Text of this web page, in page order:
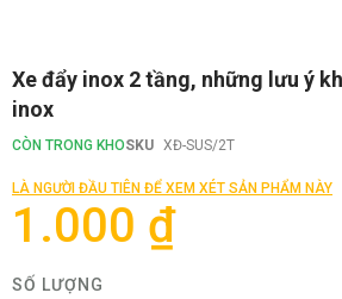
Chuyển
phần
đầu
của
thư
viện
hình
Xe đẩy inox 2 tầng, những lưu ý
inox
CÒN TRONG KHOSKU XĐ-SUS/2T
LÀ NGƯỜI ĐẦU TIÊN ĐỂ XEM XÉT SẢN PHẨM NÀY
1.000 ₫
SỐ LƯỢNG